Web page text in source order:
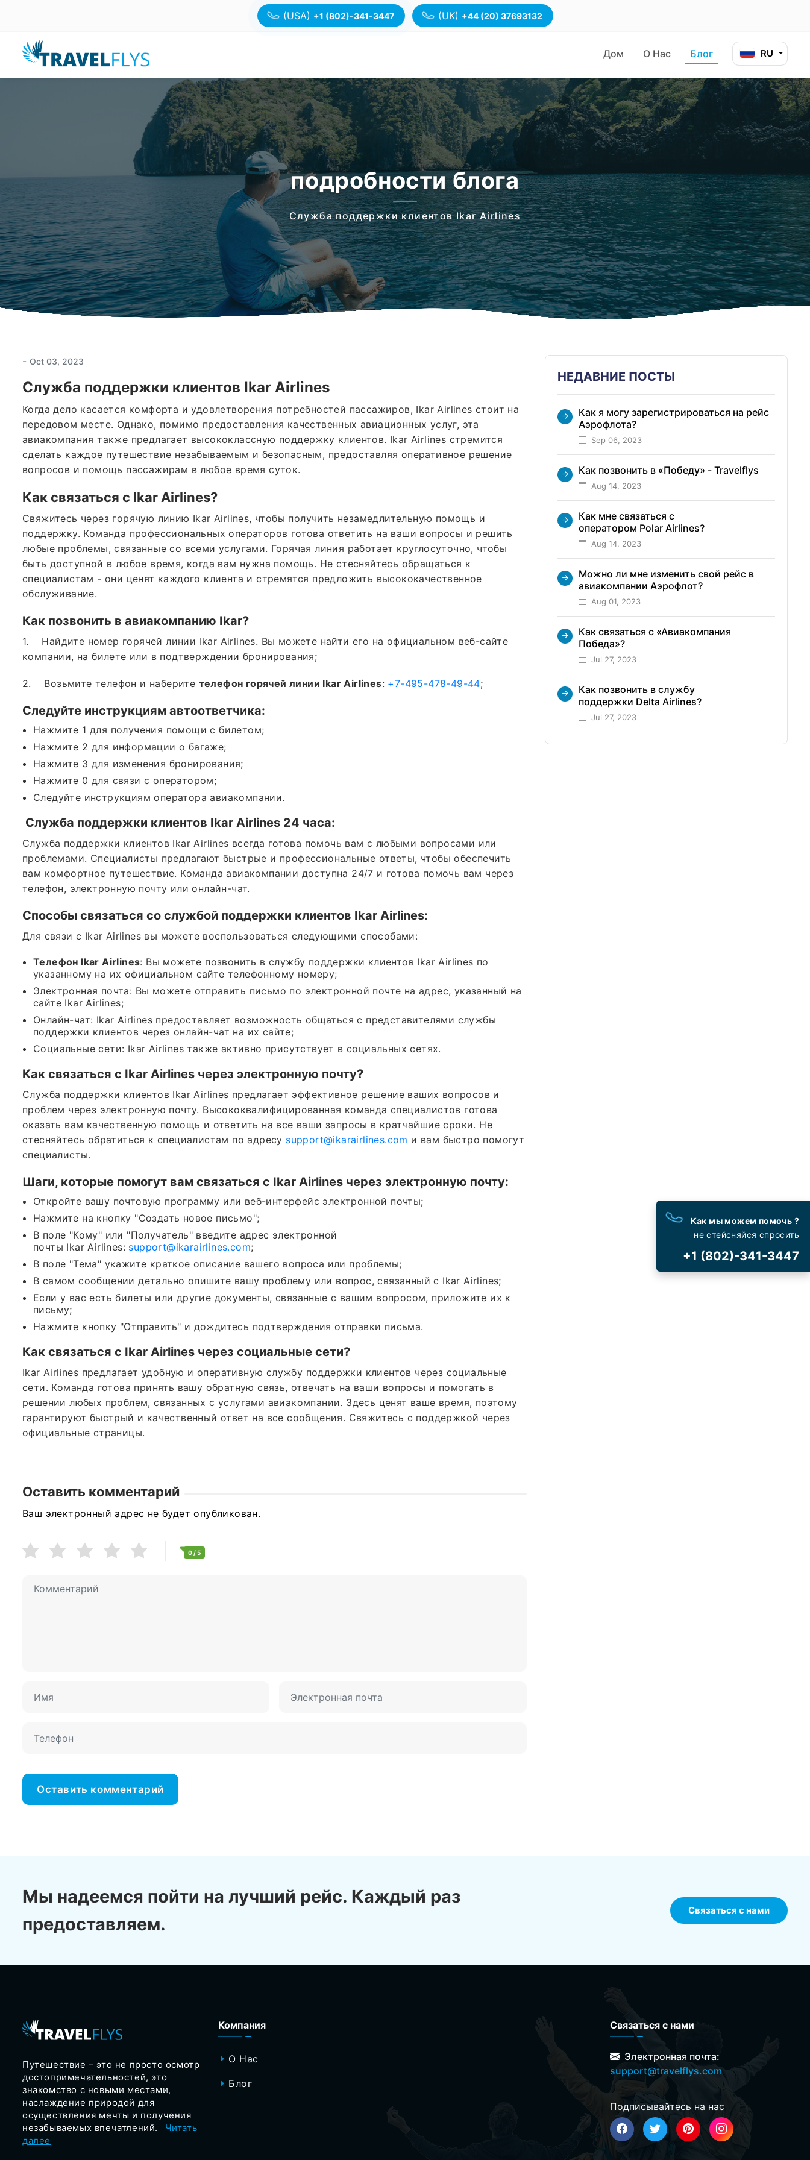
(USA) +1 (802)-341-3447 (UK) +44 (20) 37693132
RU
Дом О Нас Блог
подробности блога
Служба поддержки клиентов Ikar Airlines
- Oct 03, 2023
Служба поддержки клиентов Ikar Airlines
Когда дело касается комфорта и удовлетворения потребностей пассажиров, Ikar Airlines стоит на
передовом месте. Однако, помимо предоставления качественных авиационных услуг, эта
авиакомпания также предлагает высококлассную поддержку клиентов. Ikar Airlines стремится
сделать каждое путешествие незабываемым и безопасным, предоставляя оперативное решение
вопросов и помощь пассажирам в любое время суток.
Как связаться с Ikar Airlines?
Свяжитесь через горячую линию Ikar Airlines, чтобы получить незамедлительную помощь и
поддержку. Команда профессиональных операторов готова ответить на ваши вопросы и решить
любые проблемы, связанные со всеми услугами. Горячая линия работает круглосуточно, чтобы
быть доступной в любое время, когда вам нужна помощь. Не стесняйтесь обращаться к
специалистам - они ценят каждого клиента и стремятся предложить высококачественное
обслуживание.
Как позвонить в авиакомпанию Ikar?
1. Найдите номер горячей линии Ikar Airlines. Вы можете найти его на официальном веб-сайте
компании, на билете или в подтверждении бронирования;
2. Возьмите телефон и наберите телефон горячей линии Ikar Airlines: +7-495-478-49-44;
Следуйте инструкциям автоответчика:
Нажмите 1 для получения помощи с билетом;
Нажмите 2 для информации о багаже;
Нажмите 3 для изменения бронирования;
Нажмите 0 для связи с оператором;
Следуйте инструкциям оператора авиакомпании.
Служба поддержки клиентов Ikar Airlines 24 часа:
Служба поддержки клиентов Ikar Airlines всегда готова помочь вам с любыми вопросами или
проблемами. Специалисты предлагают быстрые и профессиональные ответы, чтобы обеспечить
вам комфортное путешествие. Команда авиакомпании доступна 24/7 и готова помочь вам через
телефон, электронную почту или онлайн-чат.
Способы связаться со службой поддержки клиентов Ikar Airlines:
Для связи с Ikar Airlines вы можете воспользоваться следующими способами:
Телефон Ikar Airlines: Вы можете позвонить в службу поддержки клиентов Ikar Airlines по
указанному на их официальном сайте телефонному номеру;
Электронная почта: Вы можете отправить письмо по электронной почте на адрес, указанный на
сайте Ikar Airlines;
Онлайн-чат: Ikar Airlines предоставляет возможность общаться с представителями службы
поддержки клиентов через онлайн-чат на их сайте;
Социальные сети: Ikar Airlines также активно присутствует в социальных сетях.
Как связаться с Ikar Airlines через электронную почту?
Служба поддержки клиентов Ikar Airlines предлагает эффективное решение ваших вопросов и
проблем через электронную почту. Высококвалифицированная команда специалистов готова
оказать вам качественную помощь и ответить на все ваши запросы в кратчайшие сроки. Не
стесняйтесь обратиться к специалистам по адресу support@ikarairlines.com и вам быстро помогут
специалисты.
Шаги, которые помогут вам связаться с Ikar Airlines через электронную почту:
Откройте вашу почтовую программу или веб-интерфейс электронной почты;
Нажмите на кнопку "Создать новое письмо";
В поле "Кому" или "Получатель" введите адрес электронной
почты Ikar Airlines: support@ikarairlines.com;
В поле "Тема" укажите краткое описание вашего вопроса или проблемы;
В самом сообщении детально опишите вашу проблему или вопрос, связанный с Ikar Airlines;
Если у вас есть билеты или другие документы, связанные с вашим вопросом, приложите их к
письму;
Нажмите кнопку "Отправить" и дождитесь подтверждения отправки письма.
Как связаться с Ikar Airlines через социальные сети?
Ikar Airlines предлагает удобную и оперативную службу поддержки клиентов через социальные
сети. Команда готова принять вашу обратную связь, отвечать на ваши вопросы и помогать в
решении любых проблем, связанных с услугами авиакомпании. Здесь ценят ваше время, поэтому
гарантируют быстрый и качественный ответ на все сообщения. Свяжитесь с поддержкой через
официальные страницы.
НЕДАВНИЕ ПОСТЫ
Как я могу зарегистрироваться на рейс
Аэрофлота?
Sep 06, 2023
Как позвонить в «Победу» - Travelflys
Aug 14, 2023
Как мне связаться с
оператором Polar Airlines?
Aug 14, 2023
Можно ли мне изменить свой рейс в
авиакомпании Аэрофлот?
Aug 01, 2023
Как связаться с «Авиакомпания
Победа»?
Jul 27, 2023
Как позвонить в службу
поддержки Delta Airlines?
Jul 27, 2023
Оставить комментарий
Ваш электронный адрес не будет опубликован.
0/ 5
Как мы можем помочь ?
не стейсняйся спросить
+1 (802)-341-3447
Мы надеемся пойти на лучший рейс. Каждый раз
предоставляем.
Связаться с нами
Путешествие – это не просто осмотр
достопримечательностей, это
знакомство с новыми местами,
наслаждение природой для
осуществления мечты и получения
незабываемых впечатлений.
Читать
далее
Компания
О Нас
Блог
Связаться с нами
Электронная почта:
support@travelflys.com
Подписывайтесь на нас
+1 (802)-341-3447
24*7Неограниченная поддержка